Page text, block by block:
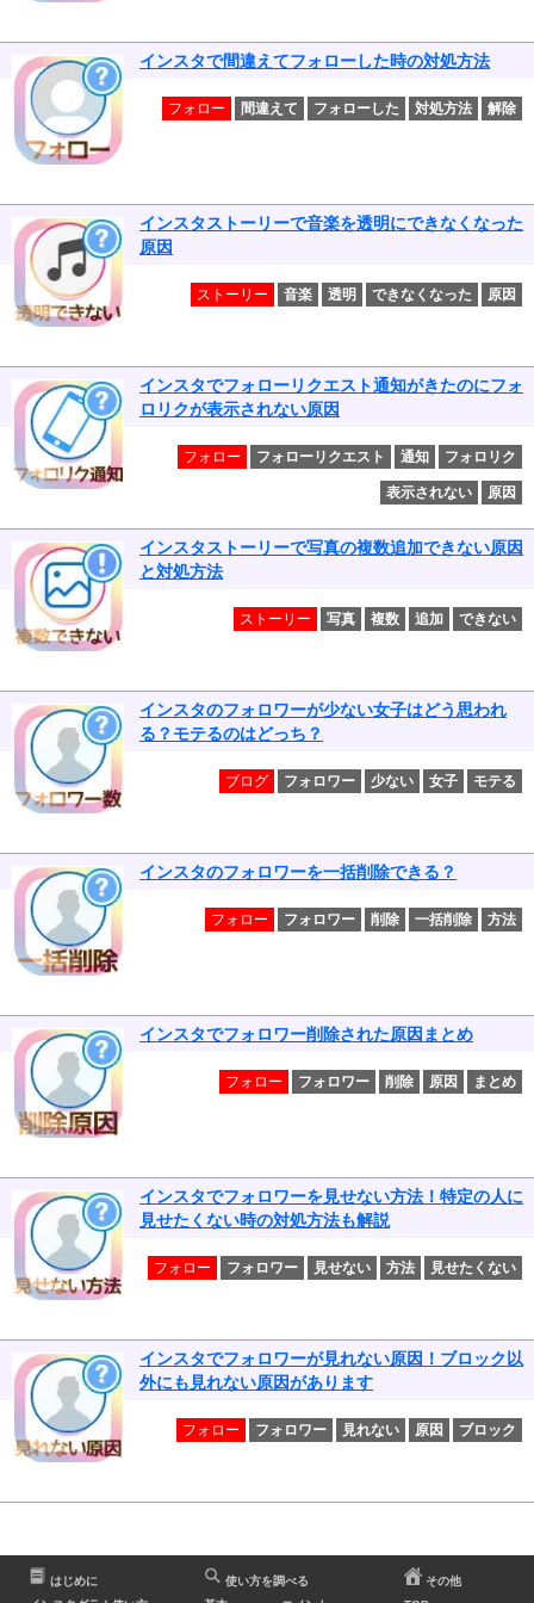
インスタで間違えてフォローした時の対処方法
フォロー 間違えて フォローした 対処方法 解除
インスタストーリーで音楽を透明にできなくなった
原因
ストーリー 音楽 透明 できなくなった 原因
インスタでフォローリクエスト通知がきたのにフォ
ロリクが表示されない原因
フォロー フォローリクエスト 通知 フォロリク
表示されない 原因
インスタストーリーで写真の複数追加できない原因
と対処方法
ストーリー 写真 複数 追加 できない
インスタのフォロワーが少ない女子はどう思われ
る？モテるのはどっち？
ブログ フォロワー 少ない 女子 モテる
インスタのフォロワーを一括削除できる？
フォロー フォロワー 削除 一括削除 方法
インスタでフォロワー削除された原因まとめ
フォロー フォロワー 削除 原因 まとめ
インスタでフォロワーを見せない方法！特定の人に
見せたくない時の対処方法も解説
フォロー フォロワー 見せない 方法 見せたくない
インスタでフォロワーが見れない原因！ブロック以
外にも見れない原因があります
フォロー フォロワー 見れない 原因 ブロック
はじめに
使い方を調べる
その他